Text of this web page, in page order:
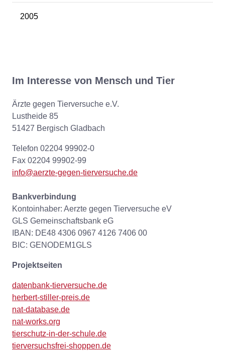
2005
Im Interesse von Mensch und Tier
Ärzte gegen Tierversuche e.V.
Lustheide 85
51427 Bergisch Gladbach
Telefon 02204 99902-0
Fax 02204 99902-99
info@aerzte-gegen-tierversuche.de
Bankverbindung
Kontoinhaber: Aerzte gegen Tierversuche eV
GLS Gemeinschaftsbank eG
IBAN: DE48 4306 0967 4126 7406 00
BIC: GENODEM1GLS
Projektseiten
datenbank-tierversuche.de
herbert-stiller-preis.de
nat-database.de
nat-works.org
tierschutz-in-der-schule.de
tierversuchsfrei-shoppen.de